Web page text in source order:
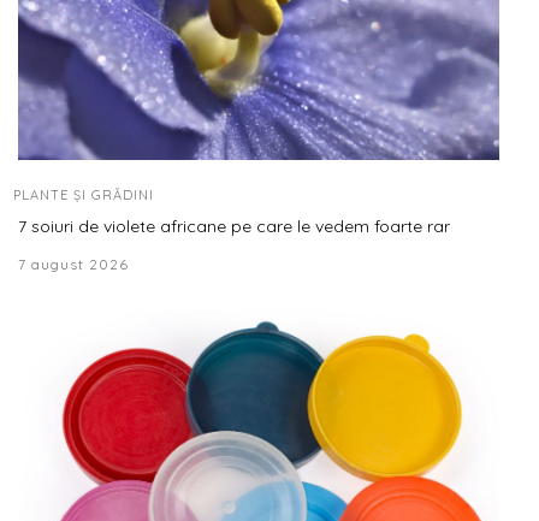
PLANTE ȘI GRĂDINI
7 soiuri de violete africane pe care le vedem foarte rar
7 august 2026